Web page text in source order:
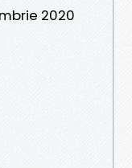
2020